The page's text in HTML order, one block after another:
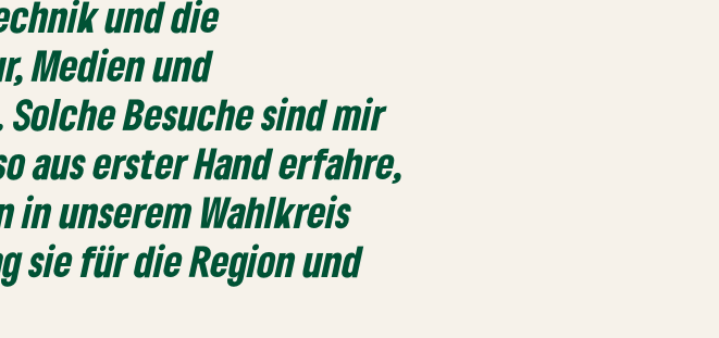
und die
Medien und
Besuche sind mir
aus erster Hand erfahre,
unserem Wahlkreis
sie für die Region und